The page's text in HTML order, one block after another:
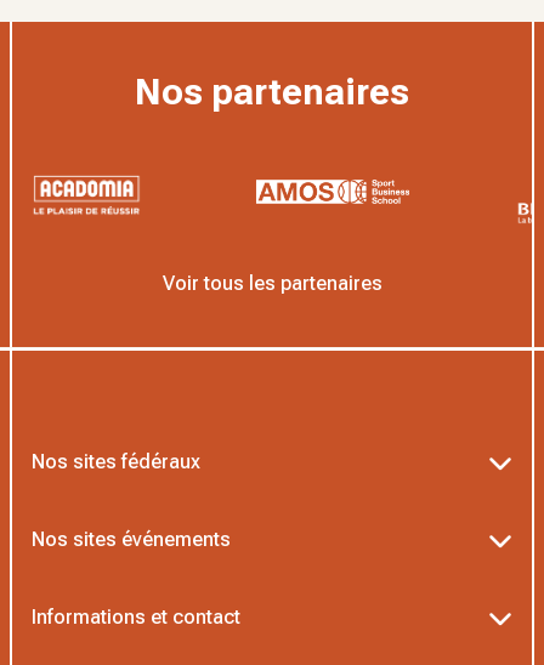
Nos partenaires
Voir tous les partenaires
Nos sites fédéraux
Nos sites événements
Informations et contact